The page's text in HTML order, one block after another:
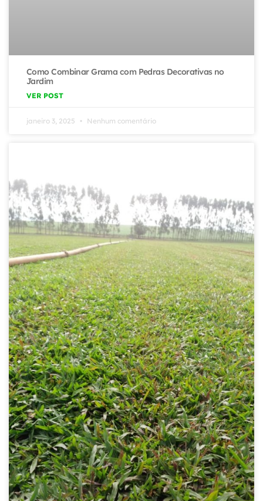
Como Combinar Grama com Pedras Decorativas no
Jardim
VER POST
janeiro 3, 2025 Nenhum comentário